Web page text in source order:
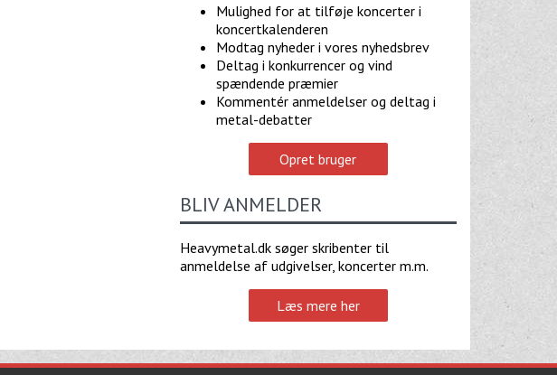
Mulighed for at tilføje koncerter i
koncertkalenderen
Modtag nyheder i vores nyhedsbrev
Deltag i konkurrencer og vind
spændende præmier
Kommentér anmeldelser og deltag i
metal-debatter
Opret bruger
BLIV ANMELDER
Heavymetal.dk søger skribenter til
anmeldelse af udgivelser, koncerter m.m.
Læs mere her